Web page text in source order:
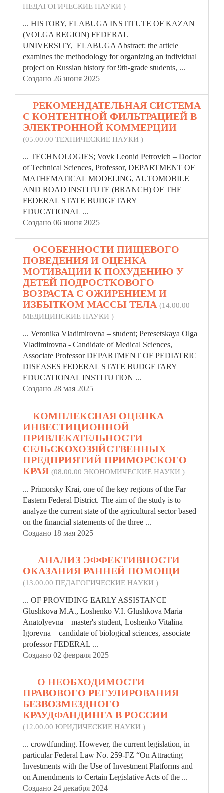
ПЕДАГОГИЧЕСКИЕ НАУКИ )
... HISTORY, ELABUGA INSTITUTE OF KAZAN
(VOLGA REGION) FEDERAL
UNIVERSITY, ELABUGA Abstract: the article
examines the methodology for organizing an individual
project on Russian history for 9th-grade students, ...
Создано 26 июня 2025
РЕКОМЕНДАТЕЛЬНАЯ СИСТЕМА
С КОНТЕНТНОЙ ФИЛЬТРАЦИЕЙ В
ЭЛЕКТРОННОЙ КОММЕРЦИИ
(05.00.00 ТЕХНИЧЕСКИЕ НАУКИ )
... TECHNOLOGIES; Vovk Leonid Petrovich – Doctor
of Technical Sciences, Professor, DEPARTMENT OF
MATHEMATICAL MODELING, AUTOMOBILE
AND ROAD INSTITUTE (BRANCH) OF THE
FEDERAL STATE BUDGETARY
EDUCATIONAL ...
Создано 06 июня 2025
ОСОБЕННОСТИ ПИЩЕВОГО
ПОВЕДЕНИЯ И ОЦЕНКА
МОТИВАЦИИ К ПОХУДЕНИЮ У
ДЕТЕЙ ПОДРОСТКОВОГО
ВОЗРАСТА С ОЖИРЕНИЕМ И
ИЗБЫТКОМ МАССЫ ТЕЛА (14.00.00
МЕДИЦИНСКИЕ НАУКИ )
... Veronika Vladimirovna – student; Peresetskaya Olga
Vladimirovna - Candidate of Medical Sciences,
Associate Professor DEPARTMENT OF PEDIATRIC
DISEASES FEDERAL STATE BUDGETARY
EDUCATIONAL INSTITUTION ...
Создано 28 мая 2025
КОМПЛЕКСНАЯ ОЦЕНКА
ИНВЕСТИЦИОННОЙ
ПРИВЛЕКАТЕЛЬНОСТИ
СЕЛЬСКОХОЗЯЙСТВЕННЫХ
ПРЕДПРИЯТИЙ ПРИМОРСКОГО
КРАЯ (08.00.00 ЭКОНОМИЧЕСКИЕ НАУКИ )
... Primorsky Krai, one of the key regions of the Far
Eastern Federal District. The aim of the study is to
analyze the current state of the agricultural sector based
on the financial statements of the three ...
Создано 18 мая 2025
АНАЛИЗ ЭФФЕКТИВНОСТИ
ОКАЗАНИЯ РАННЕЙ ПОМОЩИ
(13.00.00 ПЕДАГОГИЧЕСКИЕ НАУКИ )
... OF PROVIDING EARLY ASSISTANCE
Glushkova M.A., Loshenko V.I. Glushkova Maria
Anatolyevna – master's student, Loshenko Vitalina
Igorevna – candidate of biological sciences, associate
professorFEDERAL ...
Создано 02 февраля 2025
О НЕОБХОДИМОСТИ
ПРАВОВОГО РЕГУЛИРОВАНИЯ
БЕЗВОЗМЕЗДНОГО
КРАУДФАНДИНГА В РОССИИ
(12.00.00 ЮРИДИЧЕСКИЕ НАУКИ )
... crowdfunding. However, the current legislation, in
particularFederal Law No. 259-FZ “On Attracting
Investments with the Use of Investment Platforms and
on Amendments to Certain Legislative Acts of the ...
Создано 24 декабря 2024